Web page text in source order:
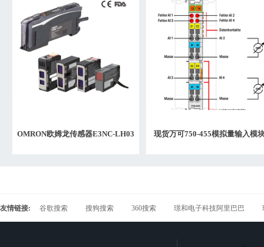
OMRON欧姆龙传感器E3NC-LH03 现货万可750-455模拟量输入模
友情链接: 谷歌搜索 搜狗搜索 360搜索 璟和电子科技阿里巴巴